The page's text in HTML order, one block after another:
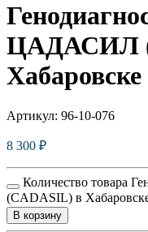
ЦАДАСИЛ
Хабаровске
Артикул: 96-10-076
8 300 ₽
Количество товара
(CADASIL) в
В корзину